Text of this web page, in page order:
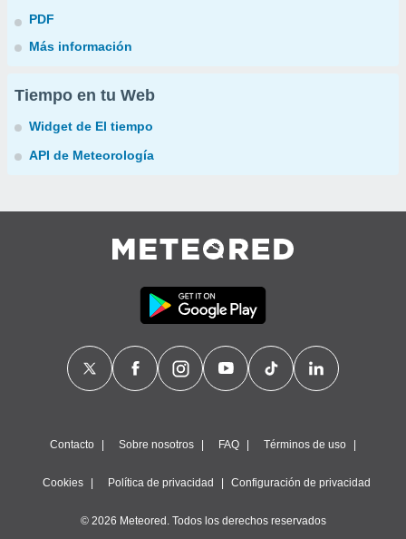
PDF
Más información
Tiempo en tu Web
Widget de El tiempo
API de Meteorología
Contacto Sobre nosotros FAQ Términos de uso
Cookies Política de privacidad Configuración de privacidad
© 2026 Meteored. Todos los derechos reservados